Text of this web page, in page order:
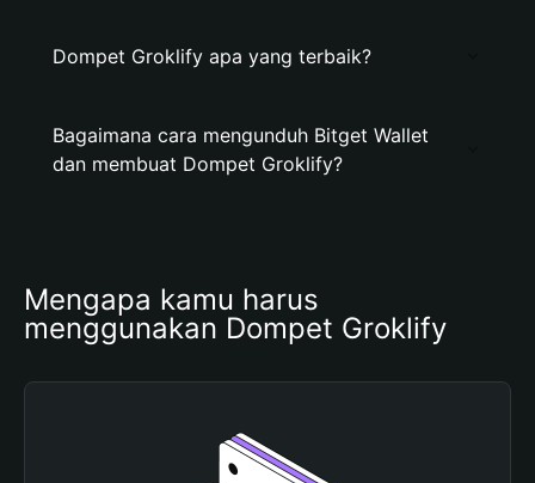
Dompet Groklify apa yang terbaik?
Bagaimana cara mengunduh Bitget Wallet
dan membuat Dompet Groklify?
Mengapa kamu harus
menggunakan Dompet Groklify